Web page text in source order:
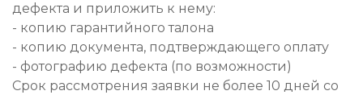
дефекта и приложить к нему:
- копию гарантийного талона
- копию документа, подтверждающего оплату
- фотографию дефекта (по возможности)
Срок рассмотрения заявки не более 10 дней со